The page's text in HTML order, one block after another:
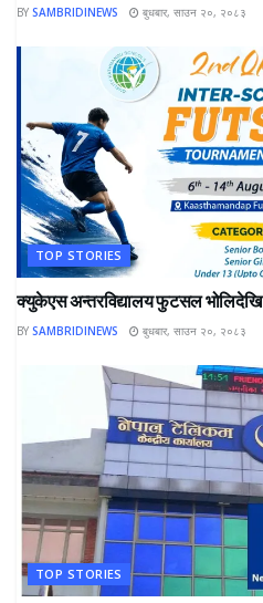
BY SAMBRIDINEWS बुधबार, साउन २०, २०८३
TOP STORIES
क्युकेएस अन्तरविद्यालय फुटसल भोलिदेखि
BY SAMBRIDINEWS बुधबार, साउन २०, २०८३
TOP STORIES